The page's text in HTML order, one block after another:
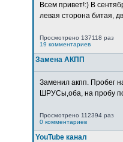
Всем привет!:) В
левая сторона битая,
Просмотрено 137118 раз
19 комментариев
Замена АКПП
Заменил акпп. Пробег
ШРУСы,оба, на пробу
Просмотрено 112394 раз
0 комментариев
YouTube канал